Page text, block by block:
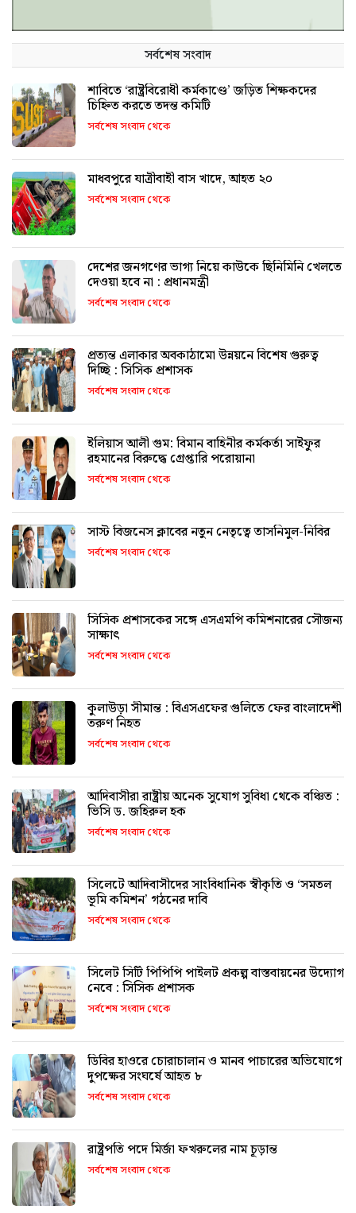
সর্বশেষ সংবাদ
শাবিতে ‘রাষ্ট্রবিরোধী কর্মকাণ্ডে’ জড়িত শিক্ষকদের
চিহ্নিত করতে তদন্ত কমিটি
সর্বশেষ সংবাদ থেকে
মাধবপুরে যাত্রীবাহী বাস খাদে, আহত ২০
সর্বশেষ সংবাদ থেকে
দেশের জনগণের ভাগ্য নিয়ে কাউকে ছিনিমিনি খেলতে
দেওয়া হবে না : প্রধানমন্ত্রী
সর্বশেষ সংবাদ থেকে
প্রত্যন্ত এলাকার অবকাঠামো উন্নয়নে বিশেষ গুরুত্ব
দিচ্ছি : সিসিক প্রশাসক
সর্বশেষ সংবাদ থেকে
ইলিয়াস আলী গুম: বিমান বাহিনীর কর্মকর্তা সাইফুর
রহমানের বিরুদ্ধে গ্রেপ্তারি পরোয়ানা
সর্বশেষ সংবাদ থেকে
সাস্ট বিজনেস ক্লাবের নতুন নেতৃত্বে তাসনিমুল-নিবির
সর্বশেষ সংবাদ থেকে
সিসিক প্রশাসকের সঙ্গে এসএমপি কমিশনারের সৌজন্য
সাক্ষাৎ
সর্বশেষ সংবাদ থেকে
কুলাউড়া সীমান্ত : বিএসএফের গুলিতে ফের বাংলাদেশী
তরুণ নিহত
সর্বশেষ সংবাদ থেকে
আদিবাসীরা রাষ্ট্রীয় অনেক সুযোগ সুবিধা থেকে বঞ্চিত :
ভিসি ড. জহিরুল হক
সর্বশেষ সংবাদ থেকে
সিলেটে আদিবাসীদের সাংবিধানিক স্বীকৃতি ও ‘সমতল
ভূমি কমিশন’ গঠনের দাবি
সর্বশেষ সংবাদ থেকে
সিলেট সিটি পিপিপি পাইলট প্রকল্প বাস্তবায়নের উদ্যোগ
নেবে : সিসিক প্রশাসক
সর্বশেষ সংবাদ থেকে
ডিবির হাওরে চোরাচালান ও মানব পাচারের অভিযোগে
দুপক্ষের সংঘর্ষে আহত ৮
সর্বশেষ সংবাদ থেকে
রাষ্ট্রপতি পদে মির্জা ফখরুলের নাম চূড়ান্ত
সর্বশেষ সংবাদ থেকে